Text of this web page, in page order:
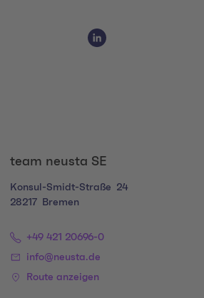
Social Media Links
Social Media Link 1
team neusta SE
Konsul-Smidt-Straße
24
28217
Bremen
+49 421 20696-0
info@neusta.de
Route anzeigen